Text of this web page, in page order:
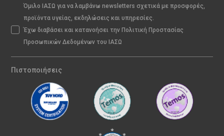
Όμιλο ΙΑΣΩ για να λαμβάνω newsletters σχετικά με προσφορές,
προϊόντα υγείας, εκδηλώσεις και υπηρεσίες.
Έχω διαβάσει και κατανοήσει την Πολιτική Προστασίας
Προσωπικών Δεδομένων του ΙΑΣΩ
Πιστοποιήσεις